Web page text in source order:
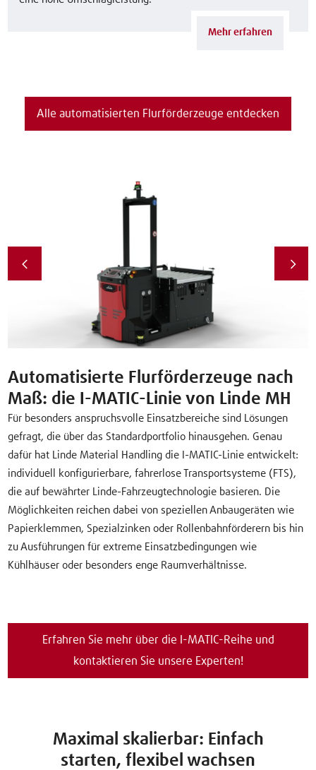
Mehr erfahren
Alle automatisierten Flurförderzeuge entdecken
Automatisierte Flurförderzeuge nach
Maß: die I-MATIC-Linie von Linde MH
Für besonders anspruchsvolle Einsatzbereiche sind Lösungen
gefragt, die über das Standardportfolio hinausgehen. Genau
dafür hat Linde Material Handling die I-MATIC-Linie entwickelt:
individuell konfigurierbare, fahrerlose Transportsysteme (FTS),
die auf bewährter Linde-Fahrzeugtechnologie basieren. Die
Möglichkeiten reichen dabei von speziellen Anbaugeräten wie
Papierklemmen, Spezialzinken oder Rollenbahnförderern bis hin
zu Ausführungen für extreme Einsatzbedingungen wie
Kühlhäuser oder besonders enge Raumverhältnisse.
Erfahren Sie mehr über die I-MATIC-Reihe und
kontaktieren Sie unsere Experten!
Maximal skalierbar: Einfach
starten, flexibel wachsen